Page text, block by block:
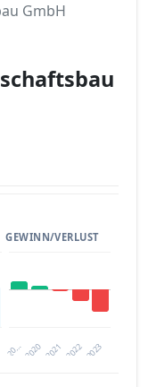
GmbH
GEWINN/VERLUST
20… 2021 2023
2020 2022